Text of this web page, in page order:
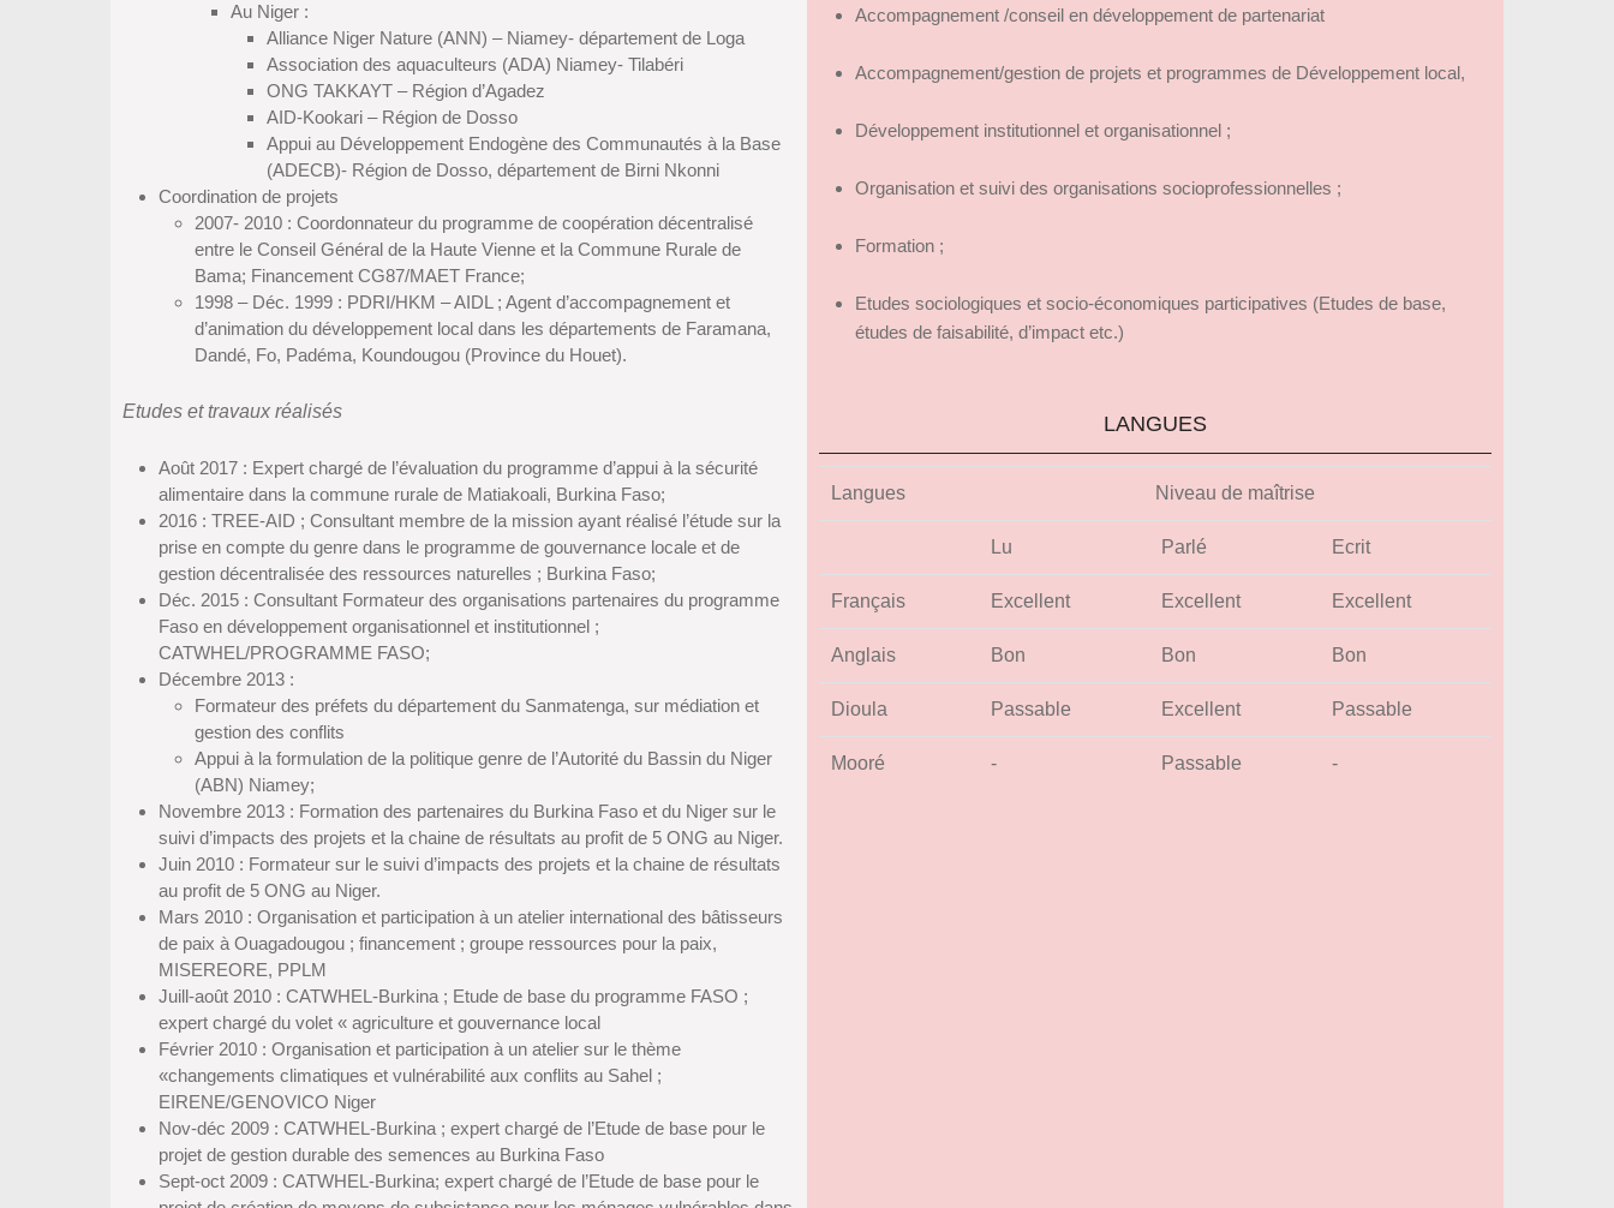
Au Niger :
Alliance Niger Nature (ANN) – Niamey- département de Loga
Association des aquaculteurs (ADA) Niamey- Tilabéri
ONG TAKKAYT – Région d’Agadez
AID-Kookari – Région de Dosso
Appui au Développement Endogène des Communautés à la Base
(ADECB)- Région de Dosso, département de Birni Nkonni
Coordination de projets
2007- 2010 : Coordonnateur du programme de coopération décentralisé
entre le Conseil Général de la Haute Vienne et la Commune Rurale de
Bama; Financement CG87/MAET France;
1998 – Déc. 1999 : PDRI/HKM – AIDL ; Agent d’accompagnement et
d’animation du développement local dans les départements de Faramana,
Dandé, Fo, Padéma, Koundougou (Province du Houet).
Etudes et travaux réalisés
Août 2017 : Expert chargé de l’évaluation du programme d’appui à la sécurité
alimentaire dans la commune rurale de Matiakoali, Burkina Faso;
2016 : TREE-AID ; Consultant membre de la mission ayant réalisé l’étude sur la
prise en compte du genre dans le programme de gouvernance locale et de
gestion décentralisée des ressources naturelles ; Burkina Faso;
Déc. 2015 : Consultant Formateur des organisations partenaires du programme
Faso en développement organisationnel et institutionnel ;
CATWHEL/PROGRAMME FASO;
Décembre 2013 :
Formateur des préfets du département du Sanmatenga, sur médiation et
gestion des conflits
Appui à la formulation de la politique genre de l’Autorité du Bassin du Niger
(ABN) Niamey;
Novembre 2013 : Formation des partenaires du Burkina Faso et du Niger sur le
suivi d’impacts des projets et la chaine de résultats au profit de 5 ONG au Niger.
Juin 2010 : Formateur sur le suivi d’impacts des projets et la chaine de résultats
au profit de 5 ONG au Niger.
Mars 2010 : Organisation et participation à un atelier international des bâtisseurs
de paix à Ouagadougou ; financement ; groupe ressources pour la paix,
MISEREORE, PPLM
Juill-août 2010 : CATWHEL-Burkina ; Etude de base du programme FASO ;
expert chargé du volet « agriculture et gouvernance local
Février 2010 : Organisation et participation à un atelier sur le thème
«changements climatiques et vulnérabilité aux conflits au Sahel ;
EIRENE/GENOVICO Niger
Nov-déc 2009 : CATWHEL-Burkina ; expert chargé de l’Etude de base pour le
projet de gestion durable des semences au Burkina Faso
Sept-oct 2009 : CATWHEL-Burkina; expert chargé de l’Etude de base pour le
Accompagnement /conseil en développement de partenariat
Accompagnement/gestion de projets et programmes de Développement local,
Développement institutionnel et organisationnel ;
Organisation et suivi des organisations socioprofessionnelles ;
Formation ;
Etudes sociologiques et socio-économiques participatives (Etudes de base,
études de faisabilité, d’impact etc.)
LANGUES
Langues Niveau de maîtrise
Lu Parlé Ecrit
Français Excellent Excellent Excellent
Anglais Bon Bon Bon
Dioula Passable Excellent Passable
Mooré - Passable -